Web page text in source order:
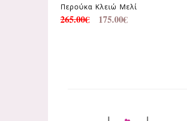
Περούκα Κλειώ Μελί
265.00€ 175.00€